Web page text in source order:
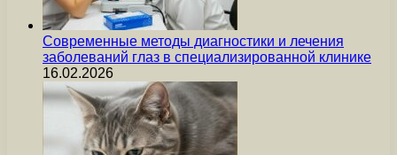
Современные методы диагностики и лечения
заболеваний глаз в специализированной клинике
16.02.2026